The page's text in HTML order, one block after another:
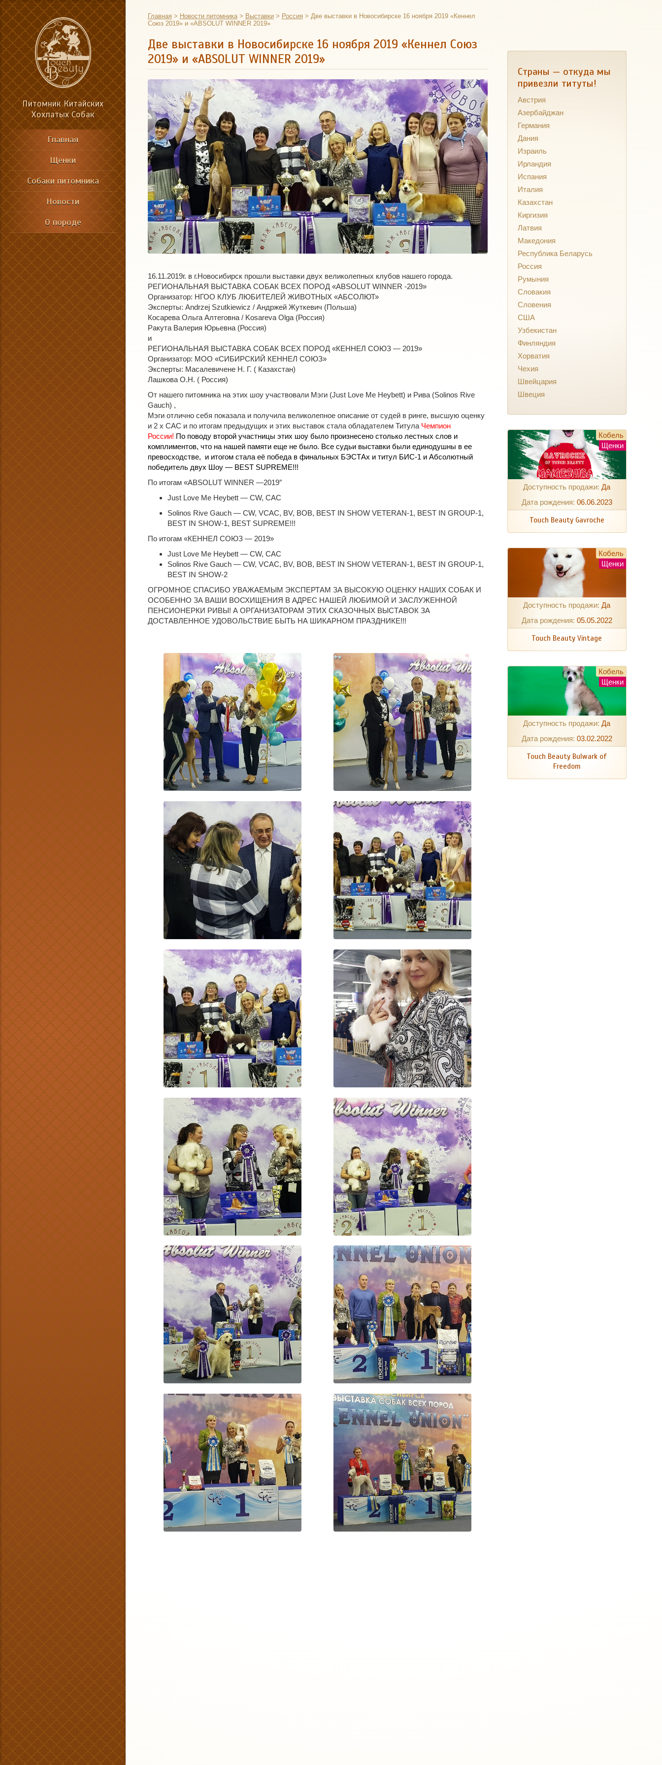
Питомник Китайских
Хохлатых Собак
Главная
Щенки
Собаки питомника
Новости
О породе
Главная> Новости питомника> Выставки> Россия> Две выставки в Новосибирске 16 ноября 2019 «Кеннел
Союз 2019» и «ABSOLUT WINNER 2019»
Две выставки в Новосибирске 16 ноября 2019 «Кеннел Союз
2019» и «ABSOLUT WINNER 2019»
16.11.2019г. в г.Новосибирск прошли выставки двух великолепных клубов нашего города.
РЕГИОНАЛЬНАЯ ВЫСТАВКА СОБАК ВСЕХ ПОРОД «ABSOLUT WINNER -2019»
Организатор: НГОО КЛУБ ЛЮБИТЕЛЕЙ ЖИВОТНЫХ «АБСОЛЮТ»
Эксперты: Andrzej Szutkiewicz / Андржей Жуткевич (Польша)
Косарева Ольга Алтеговна / Kosareva Olga (Россия)
Ракута Валерия Юрьевна (Россия)
и
РЕГИОНАЛЬНАЯ ВЫСТАВКА СОБАК ВСЕХ ПОРОД «КЕННЕЛ СОЮЗ — 2019»
Организатор: МОО «СИБИРСКИЙ КЕННЕЛ СОЮЗ»
Эксперты: Масалевичене Н. Г. ( Казахстан)
Лашкова О.Н. ( Россия)
От нашего питомника на этих шоу участвовали Мэги (Just Love Me Heybett) и Рива (Solinos Rive
Gauch) ,
Мэги отлично себя показала и получила великолепное описание от судей в ринге, высшую оценку
и 2 х САС и по итогам предыдущих и этих выставок стала обладателем Титула Чемпион
России! По поводу второй участницы этих шоу было произнесено столько лестных слов и
комплиментов, что на нашей памяти еще не было. Все судьи выставки были единодушны в ее
превосходстве, и итогом стала её победа в финальных БЭСТАх и титул БИС-1 и Абсолютный
победитель двух Шоу — BEST SUPREME!!!
По итогам «ABSOLUT WINNER —2019″
Just Love Me Heybett — CW, CAC
Solinos Rive Gauch — CW, VCAC, BV, BOB, BEST IN SHOW VETERAN-1, BEST IN GROUP-1,
BEST IN SHOW-1, BEST SUPREME!!!
По итогам «КЕННЕЛ СОЮЗ — 2019»
Just Love Me Heybett — CW, CAC
Solinos Rive Gauch — CW, VCAC, BV, BOB, BEST IN SHOW VETERAN-1, BEST IN GROUP-1,
BEST IN SHOW-2
ОГРОМНОЕ СПАСИБО УВАЖАЕМЫМ ЭКСПЕРТАМ ЗА ВЫСОКУЮ ОЦЕНКУ НАШИХ СОБАК И
ОСОБЕННО ЗА ВАШИ ВОСХИЩЕНИЯ В АДРЕС НАШЕЙ ЛЮБИМОЙ И ЗАСЛУЖЕННОЙ
ПЕНСИОНЕРКИ РИВЫ! А ОРГАНИЗАТОРАМ ЭТИХ СКАЗОЧНЫХ ВЫСТАВОК ЗА
ДОСТАВЛЕННОЕ УДОВОЛЬСТВИЕ БЫТЬ НА ШИКАРНОМ ПРАЗДНИКЕ!!!
Страны — откуда мы
привезли титуты!
Австрия
Азербайджан
Германия
Дания
Израиль
Ирландия
Испания
Италия
Казахстан
Киргизия
Латвия
Македония
Республика Беларусь
Россия
Румыния
Словакия
Словения
США
Узбекистан
Финляндия
Хорватия
Чехия
Швейцария
Швеция
Кобель
Щенки
Доступность продажи:Да
Дата рождения: 06.06.2023
Touch Beauty Gavroche
Кобель
Щенки
Доступность продажи:Да
Дата рождения: 05.05.2022
Touch Beauty Vintage
Кобель
Щенки
Доступность продажи:Да
Дата рождения: 03.02.2022
Touch Beauty Bulwark of
Freedom